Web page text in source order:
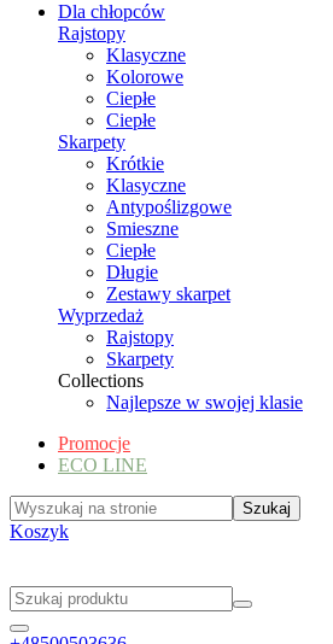
Dla chłopców
Rajstopy
Klasyczne
Kolorowe
Ciepłe
Ciepłe
Skarpety
Krótkie
Klasyczne
Antypoślizgowe
Smieszne
Ciepłe
Długie
Zestawy skarpet
Wyprzedaż
Rajstopy
Skarpety
Collections
Najlepsze w swojej klasie
Promocje
ECO LINE
Koszyk